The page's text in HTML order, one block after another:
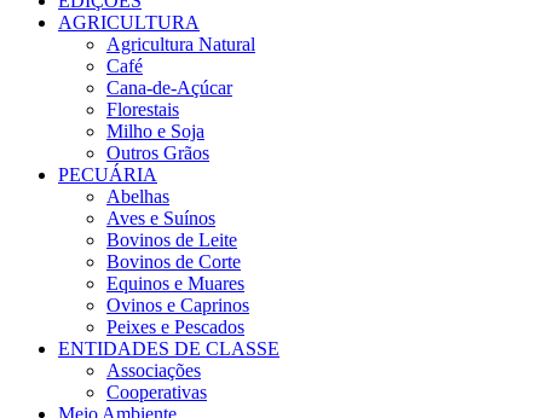
AGRICULTURA
Agricultura Natural
Café
Cana-de-Açúcar
Florestais
Milho e Soja
Outros Grãos
PECUÁRIA
Abelhas
Aves e Suínos
Bovinos de Leite
Bovinos de Corte
Equinos e Muares
Ovinos e Caprinos
Peixes e Pescados
ENTIDADES DE CLASSE
Associações
Cooperativas
Meio Ambiente